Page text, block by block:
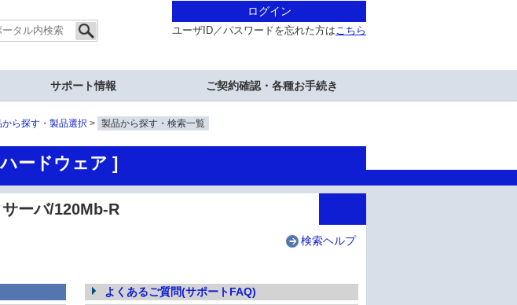
ログイン
ユーザID／パスワードを忘れた方はこちら
サポート情報 ご契約確認・各種お手続き
から探す・製品選択 製品から探す・検索一覧
ードウェア ]
ーバ/120Mb-R
検索ヘルプ
よくあるご質問(サポートFAQ)